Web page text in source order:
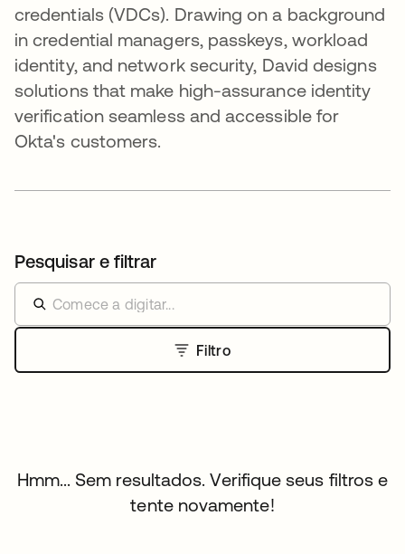
credentials (VDCs). Drawing on a background
in credential managers, passkeys, workload
identity, and network security, David designs
solutions that make high-assurance identity
verification seamless and accessible for
Okta's customers.
Pesquisar e filtrar
Filtro
Hmm... Sem resultados. Verifique seus filtros e
tente novamente!